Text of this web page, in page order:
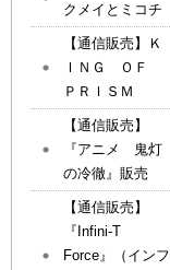
クメイとミコチ
【通信販売】Ｋ
ＩＮＧ ＯＦ
ＰＲＩＳＭ
【通信販売】
『アニメ 鬼灯
の冷徹』販売
【通信販売】
『Infini-T
Force』（インフ